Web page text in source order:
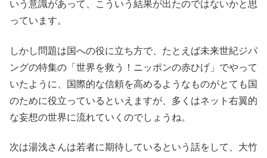
いう意識があって、こういう結果が出たのではないかと思
っています。
しかし問題は国への役に立ち方で、たとえば未来世紀ジパ
ングの特集の「世界を救う！ニッポンの赤ひげ」でやって
いたように、国際的な信頼を高めるようなものがとても国
のために役立っているといえますが、多くはネット右翼的
な妄想の世界に流れていくのでしょうね。
次は湯浅さんは若者に期待しているという話をして、大竹